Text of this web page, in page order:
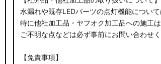
水漏れや既存LEDパーツの点灯機能について
特に他社加工品・ヤフオク加工品への施工
ご不明な点などは必ず事前にお問い合わせく
【免責事項】